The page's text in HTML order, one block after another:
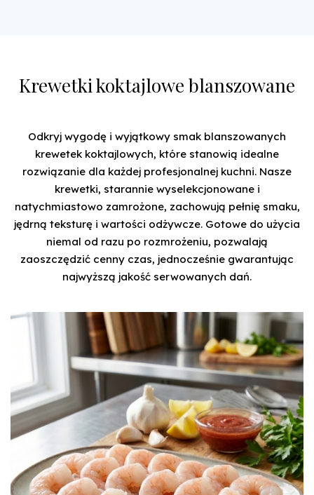
Krewetki koktajlowe blanszowane
Odkryj wygodę i wyjątkowy smak blanszowanych
krewetek koktajlowych, które stanowią idealne
rozwiązanie dla każdej profesjonalnej kuchni. Nasze
krewetki, starannie wyselekcjonowane i
natychmiastowo zamrożone, zachowują pełnię smaku,
jędrną teksturę i wartości odżywcze. Gotowe do użycia
niemal od razu po rozmrożeniu, pozwalają
zaoszczędzić cenny czas, jednocześnie gwarantując
najwyższą jakość serwowanych dań.